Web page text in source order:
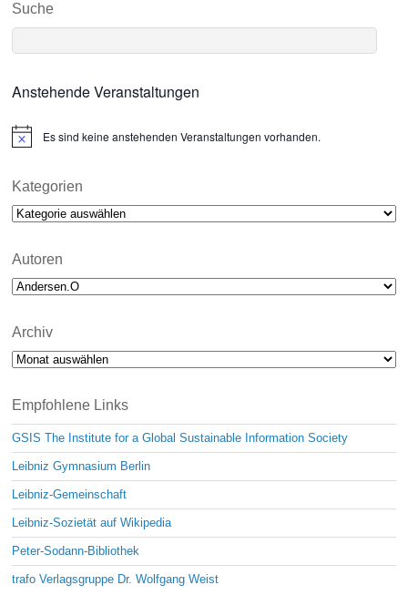
Suche
Anstehende Veranstaltungen
N
i
e
Es sind keine anstehenden Veranstaltungen vorhanden.
Kategorien
Kategorien
Autoren
Archiv
Archiv
Empfohlene Links
GSIS The Institute for a Global Sustainable Information Society
Leibniz Gymnasium Berlin
Leibniz-Gemeinschaft
Leibniz-Sozietät auf Wikipedia
Peter-Sodann-Bibliothek
trafo Verlagsgruppe Dr. Wolfgang Weist